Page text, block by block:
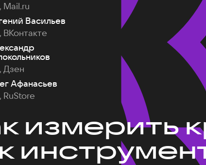
Mail.ru
Васильев
ВКонтакте
Дзен
Афанасьев
RuStore
измерить